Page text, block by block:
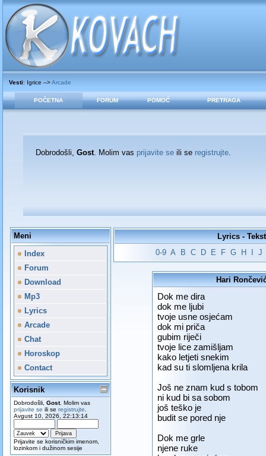
Vesti: Igrice -->Arcade
POČETNA FORUM POMOĆ PRETRAGA
Dobrodošli, Gost. Molim vas prijavite seili se registrujte.
Meni
Index
Forum
Download
Mp3
Lyrics
Arcade
Chat
Horoskop
Contact
Korisnik
Dobrodošli, Gost. Molim vas
prijavite se ili se registrujte
Avgust 10, 2026, 22:13:14
Prijavite se korisničkim imenom,
lozinkom i dužinom sesije
Lyrics -
0-9 A B C D E F G H J
Hari
Dok me dira
dok me ljubi
tvoje usne osjećam
dok mi priča
gubim riječi
tvoje lice zamišljam
kako letjeti snekim
kad su ti slomljena krila
Još ne znam kud s tobom
ni kud bi sa sobom
još teško je
budit se pored nje
Dok me grle
njene ruke